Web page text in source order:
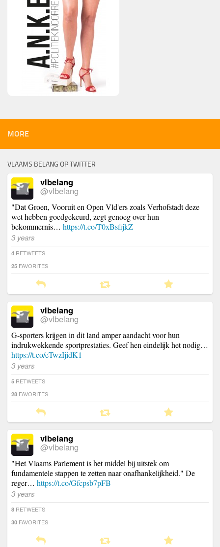
MORE
VLAAMS BELANG OP TWITTER
vlbelang
@vlbelang
"Dat Groen, Vooruit en Open Vld'ers zoals Verhofstadt deze
wet hebben goedgekeurd, zegt genoeg over hun
bekommernis… https://t.co/T0xBsfijkZ
3 years
4 RETWEETS
25 FAVORITES
vlbelang
@vlbelang
G-sporters krijgen in dit land amper aandacht voor hun
indrukwekkende sportprestaties. Geef hen eindelijk het nodig…
https://t.co/eTwzIjidK1
3 years
5 RETWEETS
28 FAVORITES
vlbelang
@vlbelang
"Het Vlaams Parlement is het middel bij uitstek om
fundamentele stappen te zetten naar onafhankelijkheid." De
reger… https://t.co/Gfcpsb7pFB
3 years
8 RETWEETS
30 FAVORITES